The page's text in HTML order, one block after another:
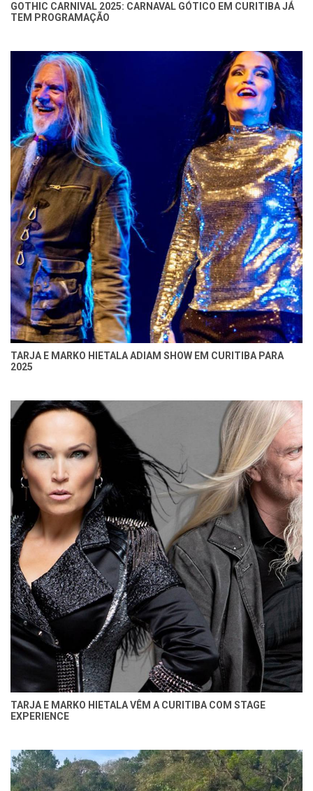
GOTHIC CARNIVAL 2025: CARNAVAL GÓTICO EM CURITIBA JÁ
TEM PROGRAMAÇÃO
TARJA E MARKO HIETALA ADIAM SHOW EM CURITIBA PARA
2025
TARJA E MARKO HIETALA VÊM A CURITIBA COM STAGE
EXPERIENCE